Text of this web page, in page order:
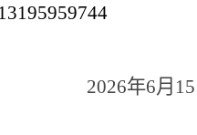
13195959744
6年6月 15